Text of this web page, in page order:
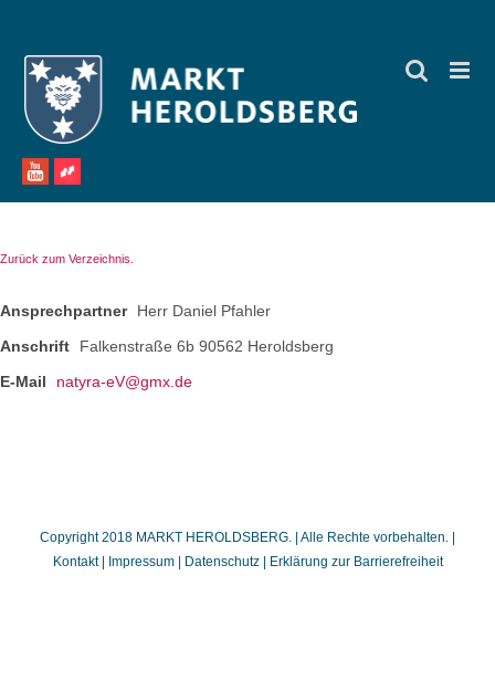
springen
Zurück zum Verzeichnis.
Ansprechpartner
Herr Daniel Pfahler
Anschrift
Falkenstraße 6b 90562 Heroldsberg
E-Mail
natyra-eV@gmx.de
Copyright 2018 MARKT HEROLDSBERG. | Alle Rechte vorbehalten. |
Kontakt
Impressum| Datenschutz| Erklärung zur Barrierefreiheit